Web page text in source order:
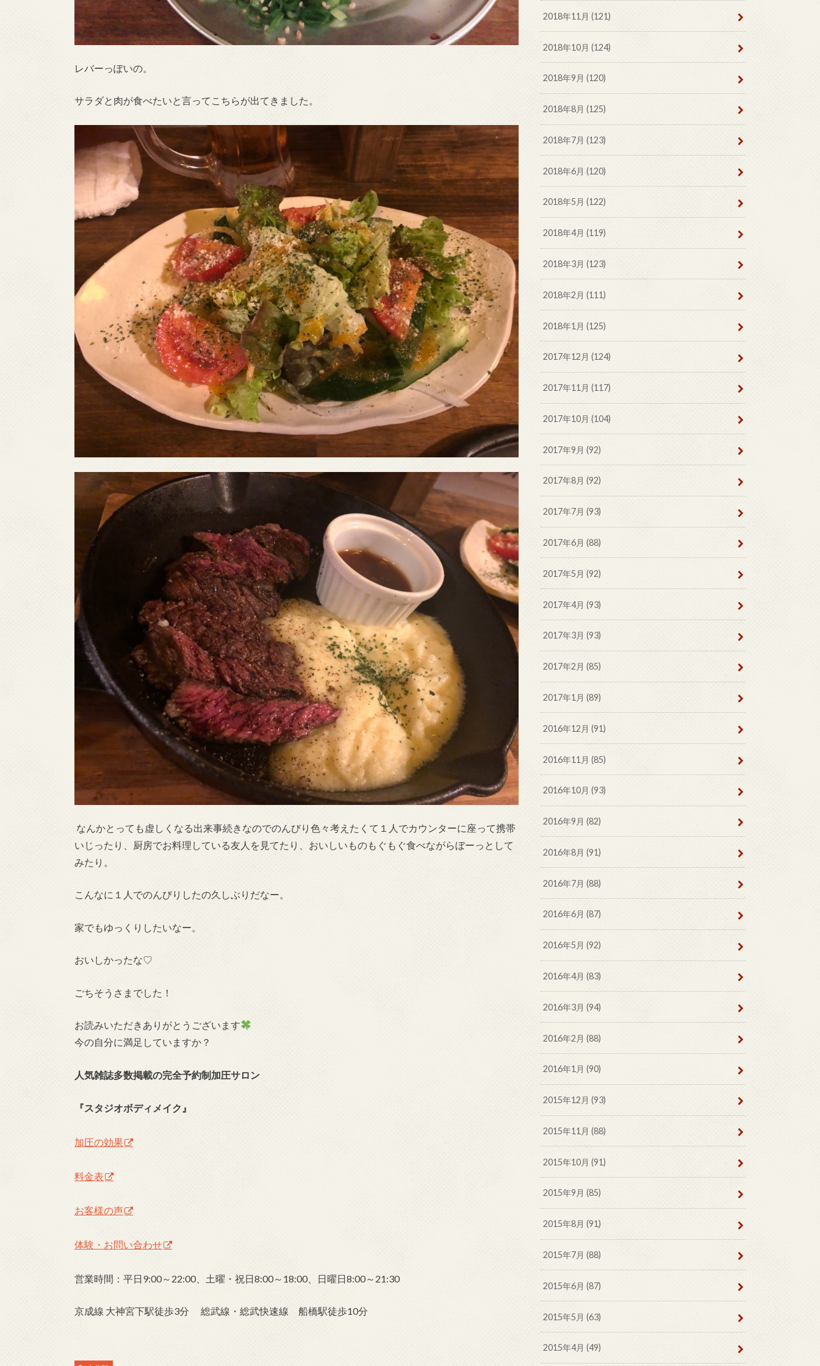
レバーっぽいの。
サラダと肉が食べたいと言ってこちらが出てきました。
なんかとっても虚しくなる出来事続きなのでのんびり色々考えたくて１人でカウンターに座って携帯
いじったり、厨房でお料理している友人を見てたり、おいしいものもぐもぐ食べながらぼーっとして
みたり。
こんなに１人でのんびりしたの久しぶりだなー。
家でもゆっくりしたいなー。
おいしかったな♡
ごちそうさまでした！
お読みいただきありがとうございます
今の自分に満足していますか？
人気雑誌多数掲載の完全予約制加圧サロン
『スタジオボディメイク』
加圧の効果
料金表
お客様の声
体験・お問い合わせ
営業時間：平日9:00～22:00、土曜・祝日8:00～18:00、日曜日8:00～21:30
京成線 大神宮下駅徒歩3分 総武線・総武快速線 船橋駅徒歩10分
2018年11月 (121)
2018年10月 (124)
2018年9月 (120)
2018年8月 (125)
2018年7月 (123)
2018年6月 (120)
2018年5月 (122)
2018年4月 (119)
2018年3月 (123)
2018年2月 (111)
2018年1月 (125)
2017年12月 (124)
2017年11月 (117)
2017年10月 (104)
2017年9月 (92)
2017年8月 (92)
2017年7月 (93)
2017年6月 (88)
2017年5月 (92)
2017年4月 (93)
2017年3月 (93)
2017年2月 (85)
2017年1月 (89)
2016年12月 (91)
2016年11月 (85)
2016年10月 (93)
2016年9月 (82)
2016年8月 (91)
2016年7月 (88)
2016年6月 (87)
2016年5月 (92)
2016年4月 (83)
2016年3月 (94)
2016年2月 (88)
2016年1月 (90)
2015年12月 (93)
2015年11月 (88)
2015年10月 (91)
2015年9月 (85)
2015年8月 (91)
2015年7月 (88)
2015年6月 (87)
2015年5月 (63)
2015年4月 (49)